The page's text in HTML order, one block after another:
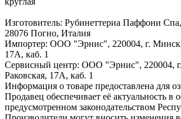
Изготовитель: Рубинеттериа Паффони
28076 Погно, Италия
Импортер: ООО "Эрнис", 220004, г. Минск,
17А, каб. 1
Сервисный центр: ООО "Эрнис", 220004,
Раковская, 17А, каб. 1
Информация о товаре предоставлена для
Продавец обеспечивает её актуальность в
предусмотренном законодательством